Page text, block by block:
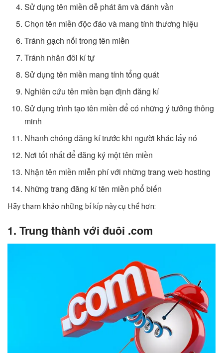
Sử dụng tên miền dễ phát âm và đánh vần
Chọn tên miền độc đáo và mang tính thương hiệu
Tránh gạch nối trong tên miền
Tránh nhân đôi kí tự
Sử dụng tên miền mang tính tổng quát
Nghiên cứu tên miền bạn định đăng kí
Sử dụng trình tạo tên miền để có những ý tưởng thông
minh
Nhanh chóng đăng kí trước khi người khác lấy nó
Nơi tốt nhất để đăng ký một tên miền
Nhận tên miền miễn phí với những trang web hosting
Những trang đăng kí tên miền phổ biến
Hãy tham khảo những bí kíp này cụ thể hơn:
1. Trung thành với đuôi .com